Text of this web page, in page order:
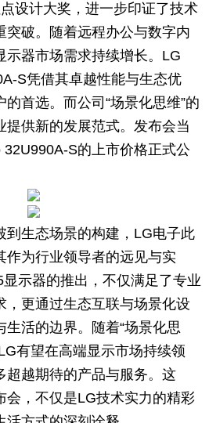
设计大奖，进一步印证了技术
突破。随着远程办公与数字内
示器市场需求持续增长。LG
S凭借其卓越性能与生态优
首选。而公司“场景化思维”的
提供新的发展范式。发布会当
32U990A-S的上市价格正式公
到生态场景的构建，LG电子此
作为行业领导者的远见与实
示器的推出，不仅满足了专业
，更通过生态互联与场景化设
活的边界。随着“场景化思
有望在高端显示市场持续领
超越期待的产品与服务。这
会，不仅是LG技术实力的精彩